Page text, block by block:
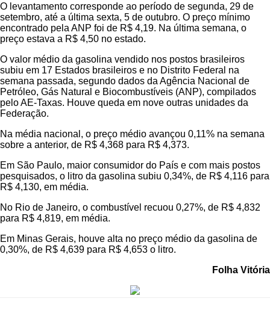
O levantamento corresponde ao período de segunda, 29 de
setembro, até a última sexta, 5 de outubro. O preço mínimo
encontrado pela ANP foi de R$ 4,19. Na última semana, o
preço estava a R$ 4,50 no estado.
O valor médio da gasolina vendido nos postos brasileiros
subiu em 17 Estados brasileiros e no Distrito Federal na
semana passada, segundo dados da Agência Nacional de
Petróleo, Gás Natural e Biocombustíveis (ANP), compilados
pelo AE-Taxas. Houve queda em nove outras unidades da
Federação.
Na média nacional, o preço médio avançou 0,11% na semana
sobre a anterior, de R$ 4,368 para R$ 4,373.
Em São Paulo, maior consumidor do País e com mais postos
pesquisados, o litro da gasolina subiu 0,34%, de R$ 4,116 para
R$ 4,130, em média.
No Rio de Janeiro, o combustível recuou 0,27%, de R$ 4,832
para R$ 4,819, em média.
Em Minas Gerais, houve alta no preço médio da gasolina de
0,30%, de R$ 4,639 para R$ 4,653 o litro.
Folha Vitória